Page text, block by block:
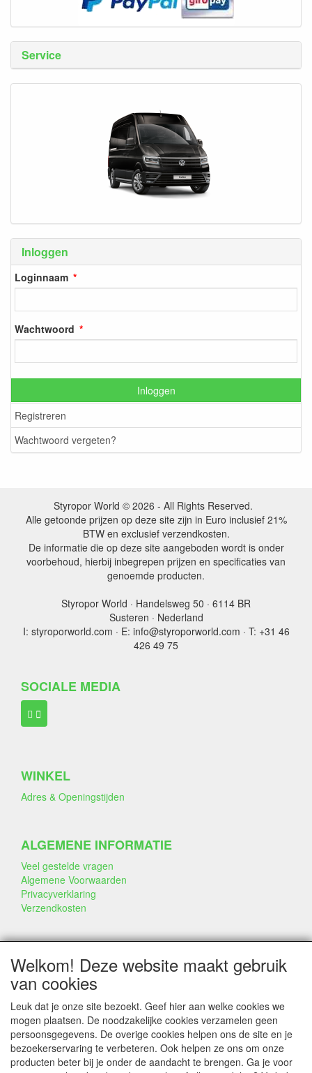
Service
Inloggen
Loginnaam
Wachtwoord
Inloggen
Registreren
Wachtwoord vergeten?
Styropor World © 2026 - All Rights Reserved.
Alle getoonde prijzen op deze site zijn in Euro inclusief 21%
BTW en exclusief verzendkosten.
De informatie die op deze site aangeboden wordt is onder
voorbehoud, hierbij inbegrepen prijzen en specificaties van
genoemde producten.
Styropor World · Handelsweg 50 · 6114 BR
Susteren · Nederland
I: styroporworld.com · E: info@styroporworld.com · T: +31 46
426 49 75
SOCIALE MEDIA
WINKEL
Adres & Openingstijden
ALGEMENE INFORMATIE
Veel gestelde vragen
Algemene Voorwaarden
Privacyverklaring
Verzendkosten
BEDRIJF & INFO
Contact
Bedrijfsinfo
Portfolio
Disclaimer
Statement & Milieu
Taarten gemaakt met Dummies
Welkom! Deze website maakt gebruik
van cookies
Leuk dat je onze site bezoekt. Geef hier aan welke cookies we
mogen plaatsen. De noodzakelijke cookies verzamelen geen
persoonsgegevens. De overige cookies helpen ons de site en je
bezoekerservaring te verbeteren. Ook helpen ze ons om onze
producten beter bij je onder de aandacht te brengen. Ga je voor